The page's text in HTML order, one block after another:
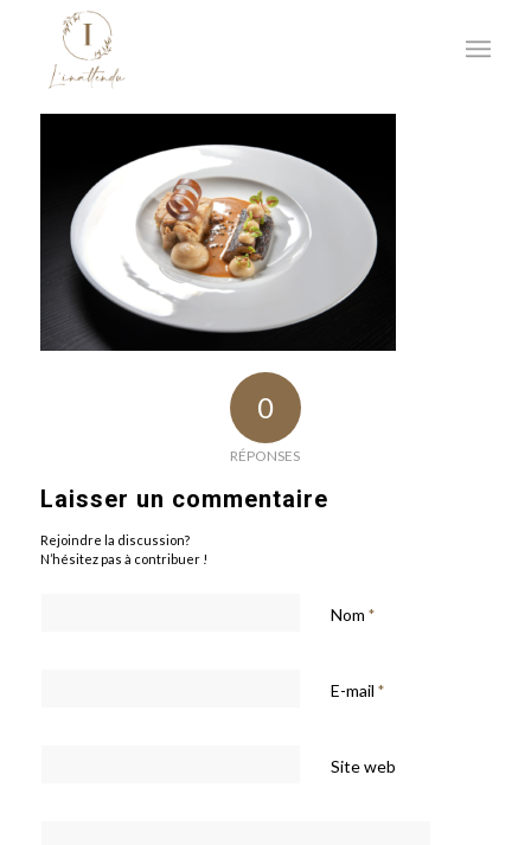
0
RÉPONSES
Laisser un commentaire
Rejoindre la discussion?
N’hésitez pas à contribuer !
Nom *
E-mail *
Site web